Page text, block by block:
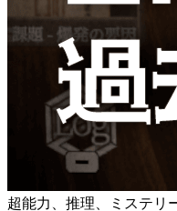
超能力、推理、ミステリ